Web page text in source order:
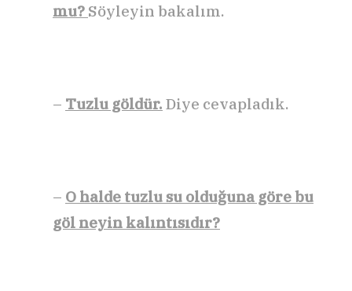
mu? Söyleyin bakalım.
– Tuzlu göldür. Diye cevapladık.
– O halde tuzlu su olduğuna göre bu
göl neyin kalıntısıdır?